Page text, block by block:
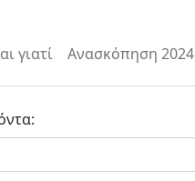
γιατί Ανασκόπηση 2024